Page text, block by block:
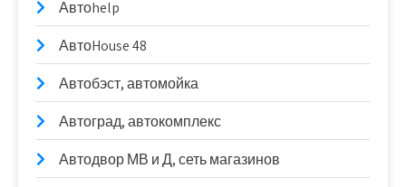
Автоhelp
АвтоHouse 48
Автобэст, автомойка
Автоград, автокомплекс
Автодвор МВ и Д, сеть магазинов